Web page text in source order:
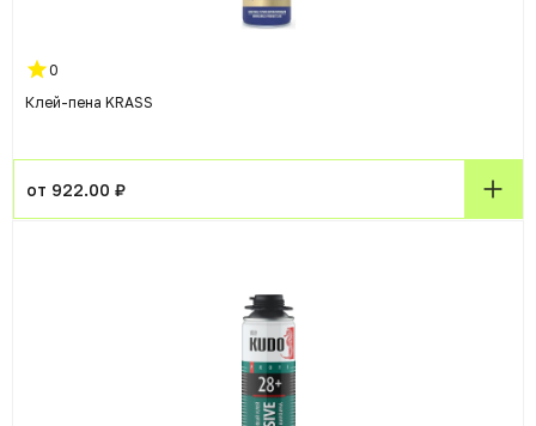
0
Клей-пена KRASS
от 922.00 ₽